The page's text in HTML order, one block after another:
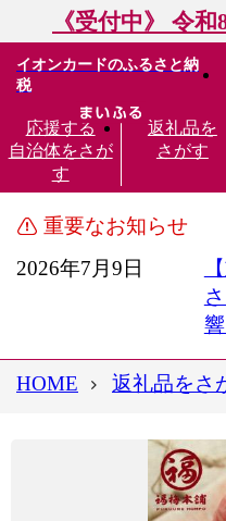
《受付中》 令
イオンカードのふるさと納
税
応援する
自治体をさが
す
返礼品を
さがす
重要なお知らせ
2026年7月9日
HOME 返礼品をさ